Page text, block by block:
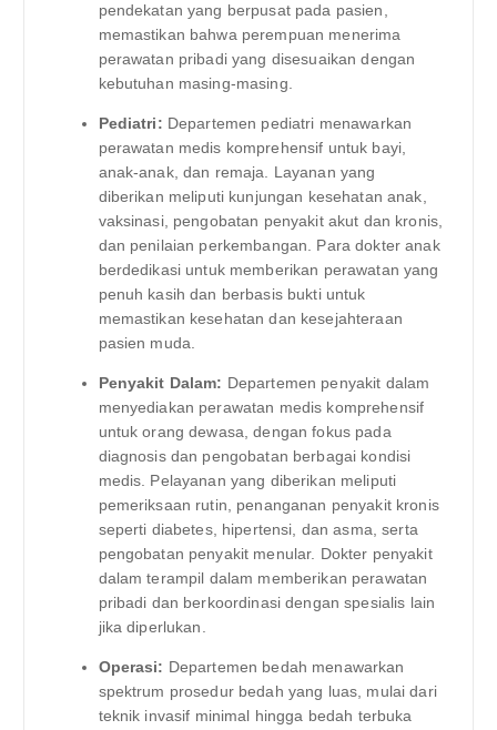
pendekatan yang berpusat pada pasien,
memastikan bahwa perempuan menerima
perawatan pribadi yang disesuaikan dengan
kebutuhan masing-masing.
Pediatri: Departemen pediatri menawarkan
perawatan medis komprehensif untuk bayi,
anak-anak, dan remaja. Layanan yang
diberikan meliputi kunjungan kesehatan anak,
vaksinasi, pengobatan penyakit akut dan kronis,
dan penilaian perkembangan. Para dokter anak
berdedikasi untuk memberikan perawatan yang
penuh kasih dan berbasis bukti untuk
memastikan kesehatan dan kesejahteraan
pasien muda.
Penyakit Dalam: Departemen penyakit dalam
menyediakan perawatan medis komprehensif
untuk orang dewasa, dengan fokus pada
diagnosis dan pengobatan berbagai kondisi
medis. Pelayanan yang diberikan meliputi
pemeriksaan rutin, penanganan penyakit kronis
seperti diabetes, hipertensi, dan asma, serta
pengobatan penyakit menular. Dokter penyakit
dalam terampil dalam memberikan perawatan
pribadi dan berkoordinasi dengan spesialis lain
jika diperlukan.
Operasi: Departemen bedah menawarkan
spektrum prosedur bedah yang luas, mulai dari
teknik invasif minimal hingga bedah terbuka